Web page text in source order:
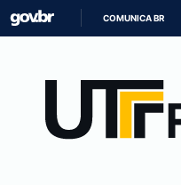
COMUNICA BR